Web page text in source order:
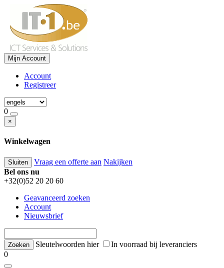
Mijn Account
Account
Registreer
0
×
Winkelwagen
Sluiten Vraag een offerte aan Nakijken
Bel ons nu
+32(0)52 20 20 60
Geavanceerd zoeken
Account
Nieuwsbrief
Sleutelwoorden hier
In voorraad bij leveranciers
0